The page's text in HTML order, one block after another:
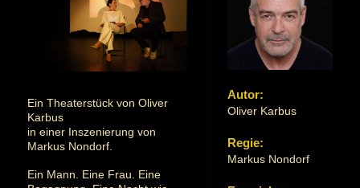
Ein Theaterstück von Oliver
Karbus
in einer Inszenierung von
Markus Nondorf.
Ein Mann. Eine Frau. Eine
Autor:
Oliver Karbus
Regie:
Markus Nondorf